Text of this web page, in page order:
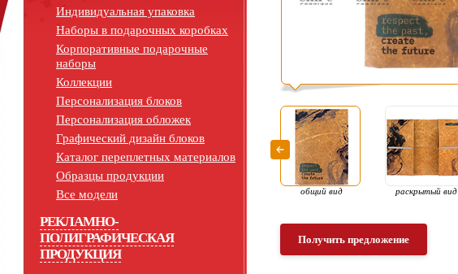
Индивидуальная упаковка
Наборы в подарочных коробках
Корпоративные подарочные
наборы
Коллекции
Персонализация блоков
Персонализация обложек
Графический дизайн блоков
Каталог переплетных материалов
Образцы продукции
Все модели
РЕКЛАМНО-
ПОЛИГРАФИЧЕСКАЯ
ПРОДУКЦИЯ
общий вид раскрытый вид
Получить предложение